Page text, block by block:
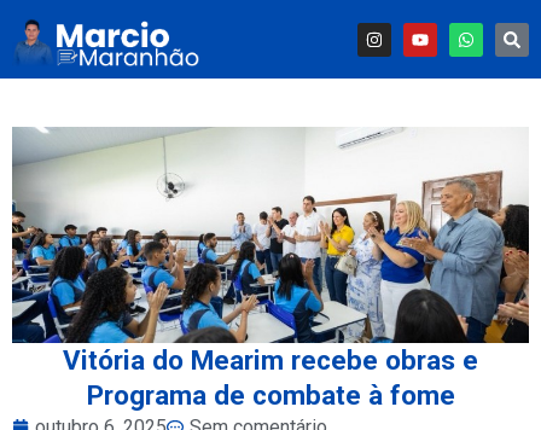
Vitória do Mearim recebe obras e
Programa de combate à fome